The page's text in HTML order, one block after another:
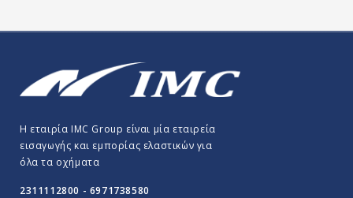
Η εταιρία IMC Group είναι μία εταιρεία
εισαγωγής και εμπορίας ελαστικών για
όλα τα οχήματα
2311112800 - 6971738580